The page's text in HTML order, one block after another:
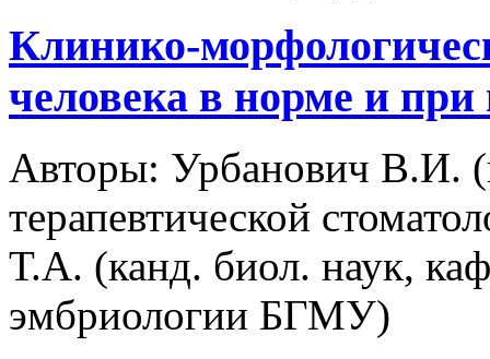
Клинико-
человека в норме и при
Авторы: Урбанович В.И.
терапевтической
Т.А. (канд. биол. наук,
эмбриологии БГМУ)